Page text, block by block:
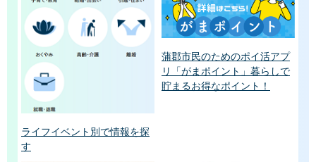
ライフイベント別で情報を探
す
蒲郡市民のためのポイ活アプ
リ「がまポイント」暮らしで
貯まるお得なポイント！